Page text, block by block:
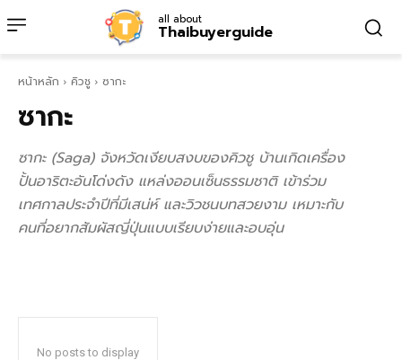
all about
Thaibuyerguide
หน้าหลัก คิวชู ซากะ
ซากะ
ซากะ (Saga) จังหวัดเงียบสงบของคิวชู บ้านเกิดเครื่อง
ปั้นอาริตะอันโด่งดัง แหล่งออนเซ็นธรรมชาติ เข้าร่วม
เทศกาลประจำปีที่มีเสน่ห์ และวิวชนบทสวยงาม เหมาะกับ
คนที่อยากสัมผัสญี่ปุ่นแบบเรียบง่ายและอบอุ่น
No posts to display